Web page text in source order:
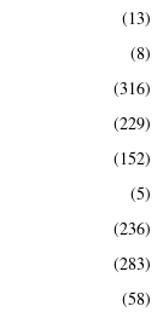
(13)
(8)
(316)
(229)
(152)
(5)
(236)
(283)
(58)